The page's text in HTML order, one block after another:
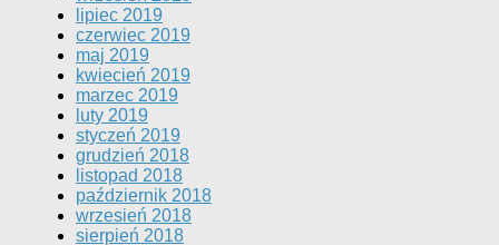
lipiec 2019
czerwiec 2019
maj 2019
kwiecień 2019
marzec 2019
luty 2019
styczeń 2019
grudzień 2018
listopad 2018
październik 2018
wrzesień 2018
sierpień 2018